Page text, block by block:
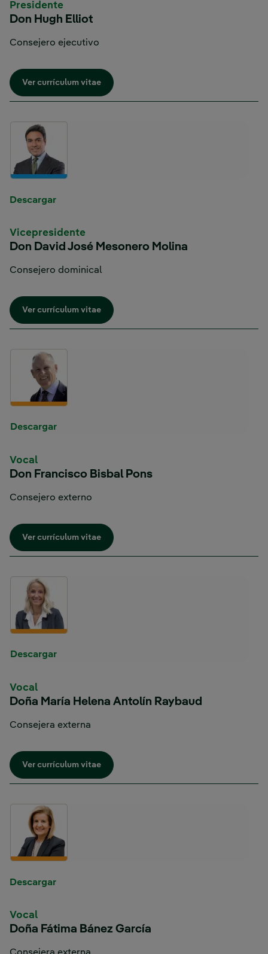
Presidente
Don Hugh Elliot
Consejero ejecutivo
Ver currículum vitaeEnlace externo, se abre en ventana nueva.
DescargarEnlace externo, se abre en ventana nueva.
Vicepresidente
Don David José Mesonero Molina
Consejero dominical
Ver currículum vitaeEnlace externo, se abre en ventana nueva.
DescargarEnlace externo, se abre en ventana nueva.
Vocal
Don Francisco Bisbal Pons
Consejero externo
Ver currículum vitaeEnlace externo, se abre en ventana nueva.
DescargarEnlace externo, se abre en ventana nueva.
Vocal
Doña María Helena Antolín Raybaud
Consejera externa
Ver currículum vitaeEnlace externo, se abre en ventana nueva.
DescargarEnlace externo, se abre en ventana nueva.
Vocal
Doña Fátima Bánez García